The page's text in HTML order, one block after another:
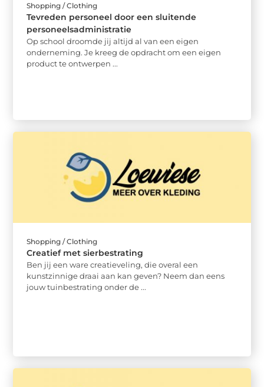
Shopping / Clothing
Tevreden personeel door een sluitende
personeelsadministratie
Op school droomde jij altijd al van een eigen
onderneming. Je kreeg de opdracht om een eigen
product te ontwerpen ...
Shopping / Clothing
Creatief met sierbestrating
Ben jij een ware creatieveling, die overal een
kunstzinnige draai aan kan geven? Neem dan eens
jouw tuinbestrating onder de ...